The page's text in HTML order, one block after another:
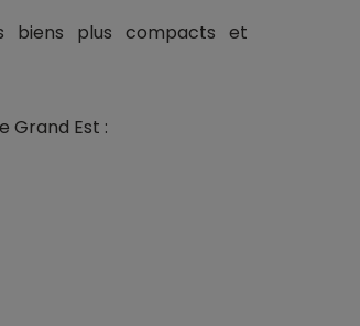
biens plus compacts et
Grand Est :